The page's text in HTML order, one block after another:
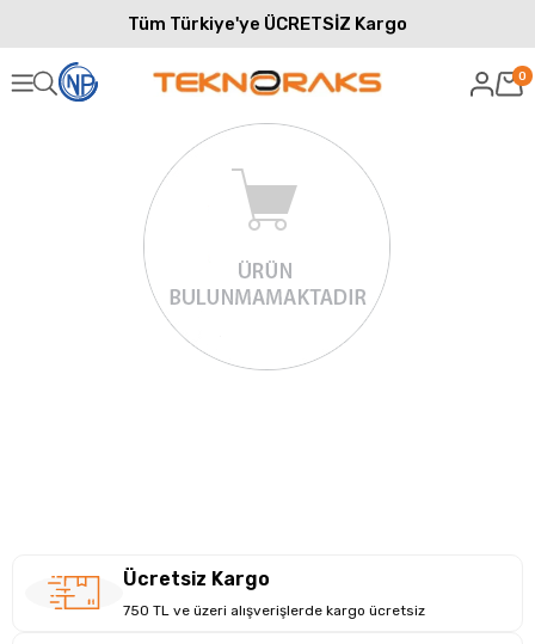
Tüm Türkiye'ye ÜCRETSİZ Kargo
0
Ücretsiz Kargo
750 TL ve üzeri alışverişlerde kargo ücretsiz